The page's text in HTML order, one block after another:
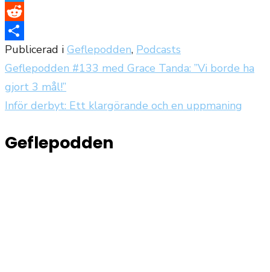
Twitter
Reddit
Dela
Publicerad i Geflepodden, Podcasts
Inläggsnavigering
Geflepodden #133 med Grace Tanda: ”Vi borde ha
gjort 3 mål!”
Inför derbyt: Ett klargörande och en uppmaning
Geflepodden